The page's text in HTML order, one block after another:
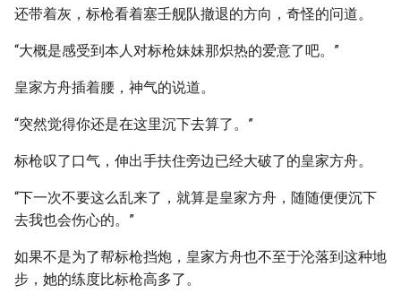
还带着灰，标枪看着塞壬舰队撤退的方向，奇怪的问道。
“大概是感受到本人对标枪妹妹那炽热的爱意了吧。”
皇家方舟插着腰，神气的说道。
“突然觉得你还是在这里沉下去算了。”
标枪叹了口气，伸出手扶住旁边已经大破了的皇家方舟。
“下一次不要这么乱来了，就算是皇家方舟，随随便便沉下
去我也会伤心的。”
如果不是为了帮标枪挡炮，皇家方舟也不至于沦落到这种地
步，她的练度比标枪高多了。